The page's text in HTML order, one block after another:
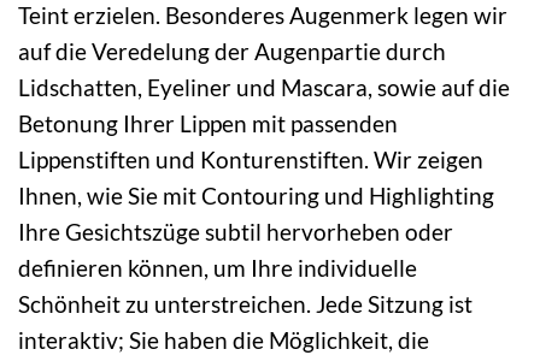
Teint erzielen. Besonderes Augenmerk legen wir
auf die Veredelung der Augenpartie durch
Lidschatten, Eyeliner und Mascara, sowie auf die
Betonung Ihrer Lippen mit passenden
Lippenstiften und Konturenstiften. Wir zeigen
Ihnen, wie Sie mit Contouring und Highlighting
Ihre Gesichtszüge subtil hervorheben oder
definieren können, um Ihre individuelle
Schönheit zu unterstreichen. Jede Sitzung ist
interaktiv; Sie haben die Möglichkeit, die